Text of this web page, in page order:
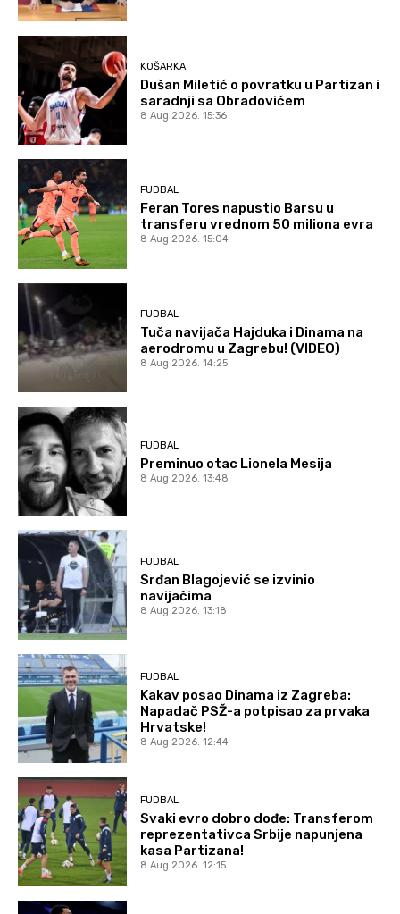
KOŠARKA
Dušan Miletić o povratku u Partizan i
saradnji sa Obradovićem
8 Aug 2026. 15:36
FUDBAL
Feran Tores napustio Barsu u
transferu vrednom 50 miliona evra
8 Aug 2026. 15:04
FUDBAL
Tuča navijača Hajduka i Dinama na
aerodromu u Zagrebu! (VIDEO)
8 Aug 2026. 14:25
FUDBAL
Preminuo otac Lionela Mesija
8 Aug 2026. 13:48
FUDBAL
Srđan Blagojević se izvinio
navijačima
8 Aug 2026. 13:18
FUDBAL
Kakav posao Dinama iz Zagreba:
Napadač PSŽ-a potpisao za prvaka
Hrvatske!
8 Aug 2026. 12:44
FUDBAL
Svaki evro dobro dođe: Transferom
reprezentativca Srbije napunjena
kasa Partizana!
8 Aug 2026. 12:15